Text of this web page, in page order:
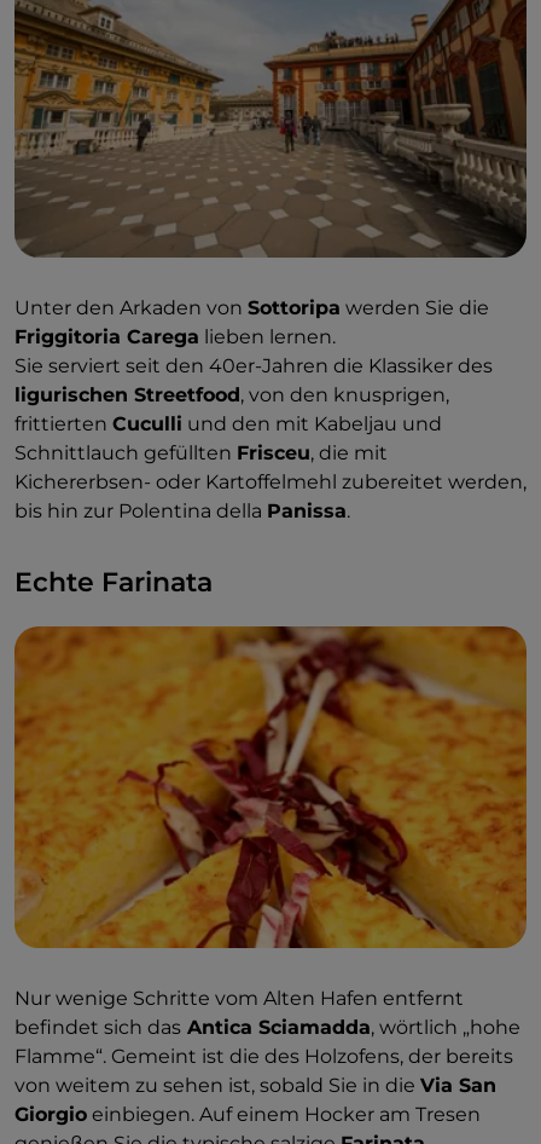
Unter den Arkaden von Sottoripa werden Sie die
Friggitoria Carega lieben lernen.
Sie serviert seit den 40er-Jahren die Klassiker des
ligurischen Streetfood , von den knusprigen,
frittierten Cuculli und den mit Kabeljau und
Schnittlauch gefüllten Frisceu, die mit
Kichererbsen- oder Kartoffelmehl zubereitet werden,
bis hin zur Polentina della Panissa.
Echte Farinata
Nur wenige Schritte vom Alten Hafen entfernt
befindet sich das Antica Sciamadda, wörtlich „hohe
Flamme“. Gemeint ist die des Holzofens, der bereits
von weitem zu sehen ist, sobald Sie in die Via San
Giorgio einbiegen. Auf einem Hocker am Tresen